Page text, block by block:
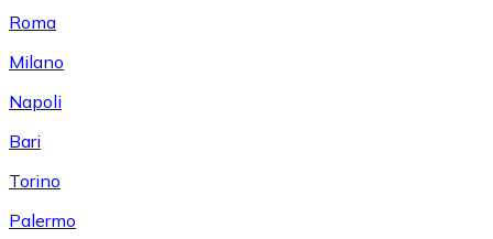
Roma
Milano
Napoli
Bari
Torino
Palermo